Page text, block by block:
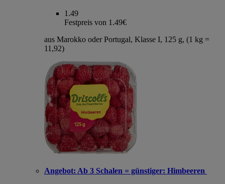
1.49
Festpreis von 1.49€
aus Marokko oder Portugal, Klasse I, 125 g, (1 kg =
11,92)
Angebot: Ab 3 Schalen = günstiger: Himbeeren